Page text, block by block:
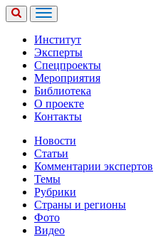
Институт
Эксперты
Спецпроекты
Мероприятия
Библиотека
О проекте
Контакты
Новости
Статьи
Комментарии экспертов
Темы
Рубрики
Страны и регионы
Фото
Видео